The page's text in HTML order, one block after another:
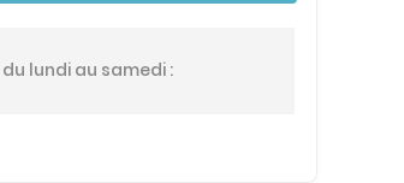
lundi au samedi :